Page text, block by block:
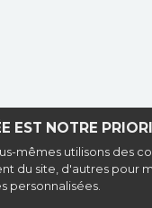
EST NOTRE
mêmes utilisons des
du site, d'autres pour
personnalisées.